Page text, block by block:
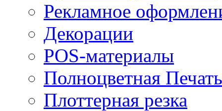
Рекламное
Декорации
POS-материалы
Полноцветная Печать
Плоттерная резка